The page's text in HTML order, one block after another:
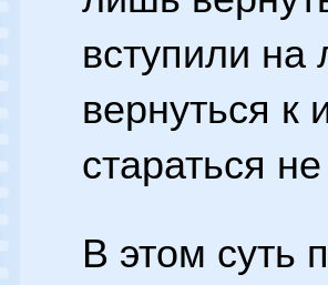
вступили
вернуться к
стараться
В этом суть